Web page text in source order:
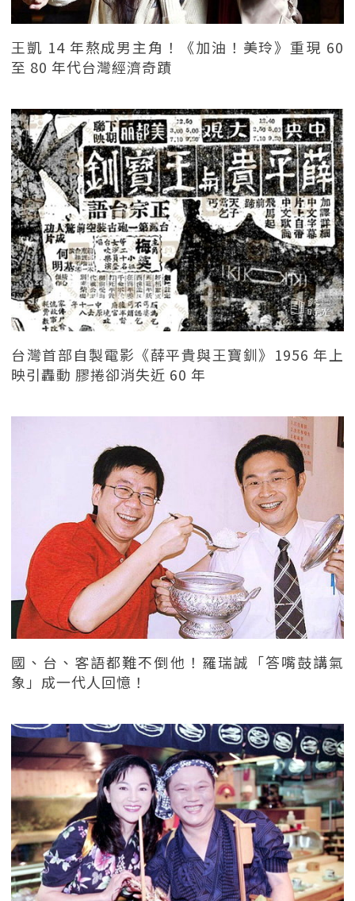
王凱 14 年熬成男主角！《加油！美玲》重現 60
至 80 年代台灣經濟奇蹟
台灣首部自製電影《薛平貴與王寶釧》1956 年上
映引轟動 膠捲卻消失近 60 年
國、台、客語都難不倒他！羅瑞誠「答嘴鼓講氣
象」成一代人回憶！